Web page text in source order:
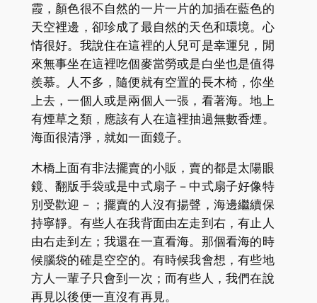
霞，顏色很不自然的一片一片的加插在藍色的
天空裡邊，卻珍成了最自然的天色和環境。心
情很好。我說住在這裡的人兒可是幸運兒，閒
來無事坐在這裡吃個麥當勞或是白坐也是值得
羨慕。人不多，隨便就有空置的長木椅，你坐
上去，一個人或是兩個人一張，看著海。地上
有煙草之類，應該有人在這裡抽過無數香煙。
海面很清淨，就如一面鏡子。
木橋上面有非法擺賣的小販，賣的都是太陽眼
鏡、翻版手袋或是中式扇子－中式扇子好像特
別受歡迎－；擺賣的人沒有揚聲，海邊繼續保
持寧靜。有些人在我背面由左走到右，有止人
由右走到左；我還在一直看海。那個看海的時
候腦袋的確是空空的。有時候我會想，有些地
方人一輩子只會到一次；而有些人，我們在說
再見以後便一直沒有再見。